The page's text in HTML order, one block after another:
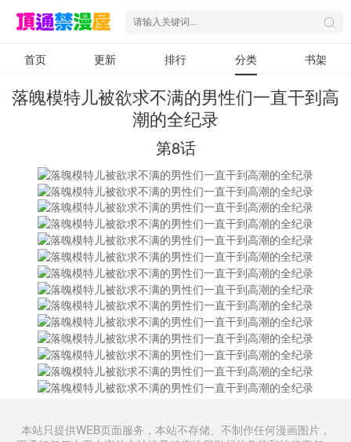
首页 更新 排行 分类 书架
落魄模特儿被欲求不满的男性们一直干到高
潮的全纪录
第8话
本站只提供WEB页面服务，本站不存储、不制作任何漫画图片，